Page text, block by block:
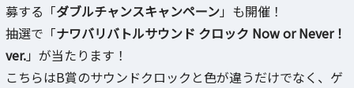
募する「ダブルチャンスキャンペーン」も開催！
抽選で「ナワバリバトルサウンド クロック Now or Never！
ver.」が当たります！
こちらはB賞のサウンドクロックと色が違うだけでなく、ゲ